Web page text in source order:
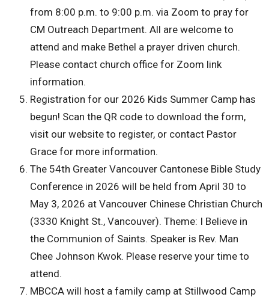
from 8:00 p.m. to 9:00 p.m. via Zoom to pray for
CM Outreach Department. All are welcome to
attend and make Bethel a prayer driven church.
Please contact church office for Zoom link
information.
Registration for our 2026 Kids Summer Camp has
begun! Scan the QR code to download the form,
visit our website to register, or contact Pastor
Grace for more information.
The 54th Greater Vancouver Cantonese Bible Study
Conference in 2026 will be held from April 30 to
May 3, 2026 at Vancouver Chinese Christian Church
(3330 Knight St., Vancouver). Theme: I Believe in
the Communion of Saints. Speaker is Rev. Man
Chee Johnson Kwok. Please reserve your time to
attend.
MBCCA will host a family camp at Stillwood Camp